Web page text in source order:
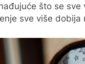
što se
sve više